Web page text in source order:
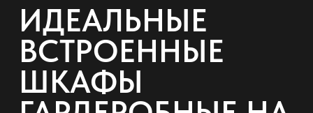
ИДЕАЛЬНЫЕ
ВСТРОЕННЫЕ
ШКАФЫ